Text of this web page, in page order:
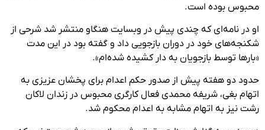
محبوس بوده است.
او در نامه‌ای که چندی پیش در وبسایت هنگاو منتشر شد شرحی از
شکنجه‌های خود در دوران بازجویی داد و گفته بود در این مدت
«بارها توسط بازجویان به دار کشیده شده‌ام».
حدود دو هفته پیش از صدور حکم اعدام برای پخشان عزیزی به
اتهام بغی، شریفه محمدی فعال کارگری محبوس در زندان لاکان
رشت نیز به اتهام مشابه به اعدام محکوم شد.